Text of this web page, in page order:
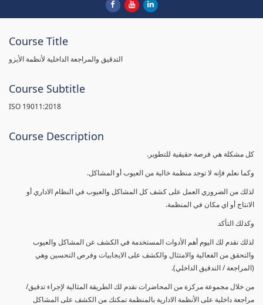
Course Title
التدقيق والمراجعة الداخلية لأنظمة الأيزو
Course Subtitle
ISO 19011:2018
Course Description
كل مشكلة هي فرصة حقيقية للتطوير.
وكما نعلم فإنه لا توجد منظمة خالية من العيوب أو المشاكل.
لذلك من الضروري العمل على كشف كل المشاكل والعيوب في النظام الاداري أو
الانتاج أو اي مكان في المنظمة.
وكذلك التأكد
لذلك نقدم لك اليوم أهم الأدوات المستخدمة في الكشف عن المشاكل والعيوب
والتحقق من الفعالية والامتثال والكشف على الايجابيات وفرص التحسين وهي
(المراجعة / التدقيق الداخلي).
من خلال مجموعة مركزة من المحاضرات نقدم لك الطريقة المثالية لإجراء تدقيق/
مراجعة داخلية على الأنظمة الادارية بالمنظمة تمكنك من الكشف على المشاكل